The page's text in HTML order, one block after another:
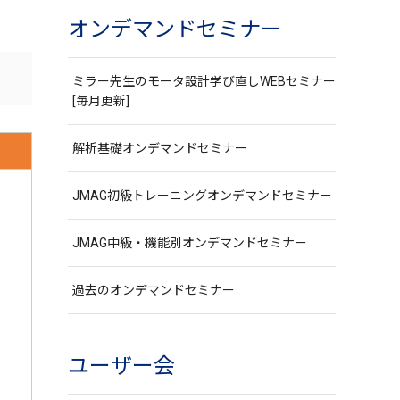
オンデマンドセミナー
ミラー先生のモータ設計学び直しWEBセミナー
[毎月更新]
解析基礎オンデマンドセミナー
JMAG初級トレーニングオンデマンドセミナー
JMAG中級・機能別オンデマンドセミナー
過去のオンデマンドセミナー
ユーザー会